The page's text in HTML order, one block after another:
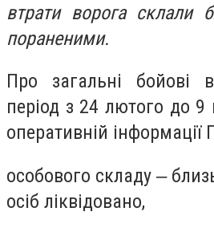
втрати ворога склали
пораненими.
Про загальні бойові
період з 24 лютого до 9
оперативній інформації
особового складу ‒
осіб ліквідовано,